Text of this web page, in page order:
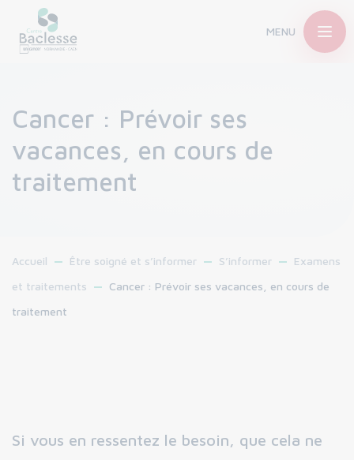
MENU
Cancer : Prévoir ses
vacances, en cours de
traitement
Accueil Être soigné et s’informer S’informer
Examens
et traitements
Cancer : Prévoir ses vacances, en cours de
traitement
Si vous en ressentez le besoin, que cela ne